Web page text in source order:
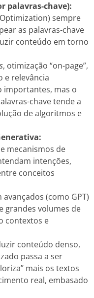
palavras-chave):
Optimization) sempre
as palavras-chave
conteúdo em torno
, otimização “on-page”,
e relevância
importantes, mas o
chave tende a
de algoritmos e
mecanismos de
intenções,
conceitos
(como GPT)
grandes volumes de
contextos e
conteúdo denso,
passa a ser
mais os textos
real, embasado